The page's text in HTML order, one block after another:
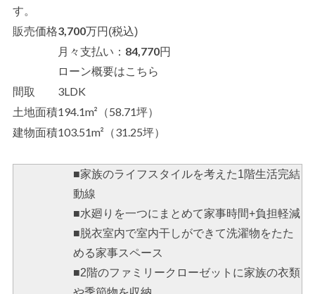
す。
販売価格3,700万円(税込)
月々支払い： 84,770円
ローン概要はこちら
間取
3LDK
土地面積194.1m²（58.71坪）
建物面積103.51m²（31.25坪）
■家族のライフスタイルを考えた1階生活完結
動線
■水廻りを一つにまとめて家事時間+負担軽減
■脱衣室内で室内干しができて洗濯物をたた
める家事スペース
■2階のファミリークローゼットに家族の衣類